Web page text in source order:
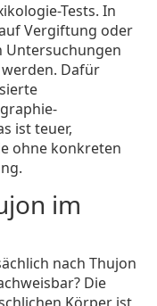
Tests. In
Vergiftung oder
Untersuchungen
Dafür
ist teuer,
ohne konkreten
im
nach Thujon
Die